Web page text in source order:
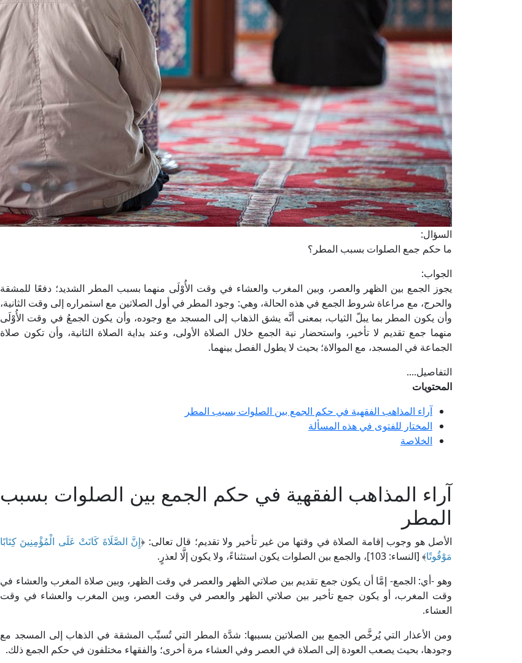
السؤال:
ما حكم جمع الصلوات بسبب المطر؟
الجواب:
يجوز الجمع بين الظهر والعصر، وبين المغرب والعشاء في وقت الأُوْلَى منهما بسبب المطر الشديد؛ دفعًا للمشقة
والحرج، مع مراعاة شروط الجمع في هذه الحالة، وهي: وجود المطر في أول الصلاتين مع استمراره إلى وقت الثانية،
وأن يكون المطر بما يبلّ الثياب، بمعنى أنَّه يشق الذهاب إلى المسجد مع وجوده، وأن يكون الجمعُ في وقت الأُوْلَى
منهما جمع تقديم لا تأخير، واستحضار نية الجمع خلال الصلاة الأولى، وعند بداية الصلاة الثانية، وأن تكون صلاة
الجماعة في المسجد، مع الموالاة؛ بحيث لا يطول الفصل بينهما.
التفاصيل....
المحتويات
آراء المذاهب الفقهية في حكم الجمع بين الصلوات بسبب المطر
المختار للفتوى في هذه المسألة
الخلاصة
آراء المذاهب الفقهية في حكم الجمع بين الصلوات بسبب
المطر
الأصل هو وجوب إقامة الصلاة في وقتها من غير تأخير ولا تقديم؛ قال تعالى: ﴿إِنَّ الصَّلَاةَ كَانَتْ عَلَى الْمُؤْمِنِينَ كِتَابًا
مَوْقُوتًا﴾ [النساء: 103]، والجمع بين الصلوات يكون استثناءً، ولا يكون إلَّا لعذرٍ.
وهو -أي: الجمع- إمَّا أن يكون جمع تقديم بين صلاتي الظهر والعصر في وقت الظهر، وبين صلاة المغرب والعشاء في
وقت المغرب، أو يكون جمع تأخير بين صلاتي الظهر والعصر في وقت العصر، وبين المغرب والعشاء في وقت
العشاء.
ومن الأعذار التي يُرخَّص الجمع بين الصلاتين بسببها: شدَّة المطر التي تُسبِّب المشقة في الذهاب إلى المسجد مع
وجودها، بحيث يصعب العودة إلى الصلاة في العصر وفي العشاء مرة أخرى؛ والفقهاء مختلفون في حكم الجمع ذلك.